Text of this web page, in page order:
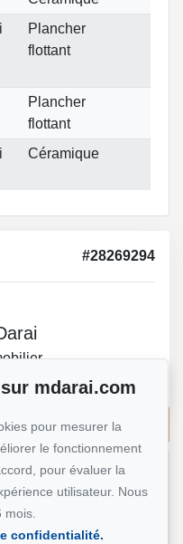
Plancher
flottant
Plancher
flottant
Céramique
#28269294
7445
courriel
mdarai.com
pour mesurer la
le fonctionnement
pour évaluer la
utilisateur. Nous
confidentialité.